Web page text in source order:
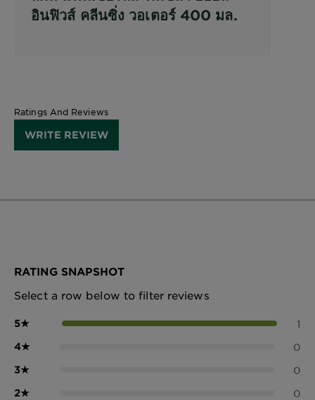
อินฟิวส์ คลีนซิ่ง วอเตอร์ 400 มล.
Ratings And Reviews
WRITE REVIEW
RATING SNAPSHOT
Select a row below to filter reviews
5★ 1
4★ 0
3★ 0
2★ 0